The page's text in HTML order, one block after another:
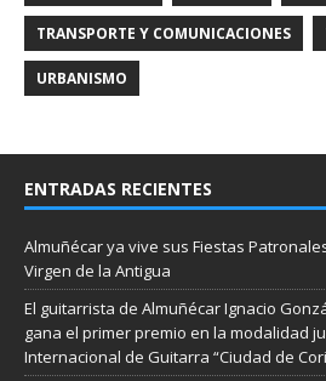
TRANSPORTE Y COMUNICACIONES
URBANISMO
ENTRADAS RECIENTES
Almuñécar ya vive sus Fiestas
Virgen de la Antigua
El guitarrista de Almuñécar Ignacio
gana el primer premio en la modalidad
Internacional de Guitarra “Ciudad de